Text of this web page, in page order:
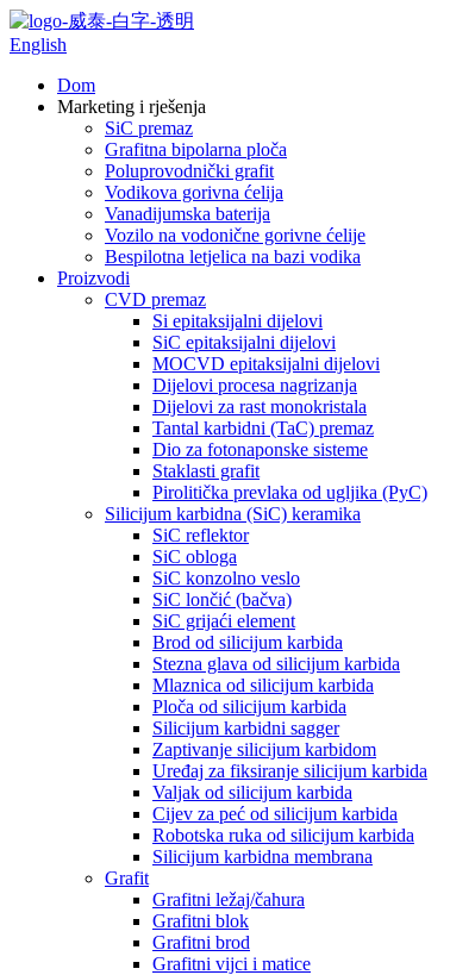
English
Dom
Marketing i rješenja
SiC premaz
Grafitna bipolarna ploča
Poluprovodnički grafit
Vodikova gorivna ćelija
Vanadijumska baterija
Vozilo na vodonične gorivne ćelije
Bespilotna letjelica na bazi vodika
Proizvodi
CVD premaz
Si epitaksijalni dijelovi
SiC epitaksijalni dijelovi
MOCVD epitaksijalni dijelovi
Dijelovi procesa nagrizanja
Dijelovi za rast monokristala
Tantal karbidni (TaC) premaz
Dio za fotonaponske sisteme
Staklasti grafit
Pirolitička prevlaka od ugljika (PyC)
Silicijum karbidna (SiC) keramika
SiC reflektor
SiC obloga
SiC konzolno veslo
SiC lončić (bačva)
SiC grijaći element
Brod od silicijum karbida
Stezna glava od silicijum karbida
Mlaznica od silicijum karbida
Ploča od silicijum karbida
Silicijum karbidni sagger
Zaptivanje silicijum karbidom
Uređaj za fiksiranje silicijum karbida
Valjak od silicijum karbida
Cijev za peć od silicijum karbida
Robotska ruka od silicijum karbida
Silicijum karbidna membrana
Grafit
Grafitni ležaj/čahura
Grafitni blok
Grafitni brod
Grafitni vijci i matice